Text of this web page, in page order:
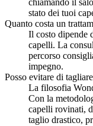
chiamando il
stato dei tuoi
Quanto costa un
Il costo dipende
capelli. La
percorso
impegno.
Posso evitare di
La filosofia
Con la
capelli rovinati,
taglio drastico,